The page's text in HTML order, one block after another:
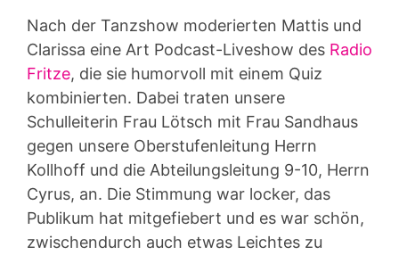
Nach der Tanzshow moderierten Mattis und
Clarissa eine Art Podcast-Liveshow des Radio
Fritze, die sie humorvoll mit einem Quiz
kombinierten. Dabei traten unsere
Schulleiterin Frau Lötsch mit Frau Sandhaus
gegen unsere Oberstufenleitung Herrn
Kollhoff und die Abteilungsleitung 9-10, Herrn
Cyrus, an. Die Stimmung war locker, das
Publikum hat mitgefiebert und es war schön,
zwischendurch auch etwas Leichtes zu